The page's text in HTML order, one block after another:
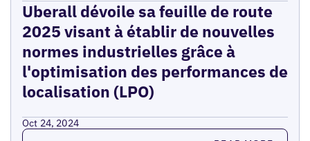
Uberall dévoile sa feuille de route
2025 visant à établir de nouvelles
normes industrielles grâce à
l'optimisation des performances de
localisation (LPO)
Oct 24, 2024
Read more